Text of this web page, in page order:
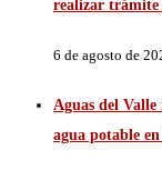
realizar trámite
6 de agosto de
Aguas del
agua potable